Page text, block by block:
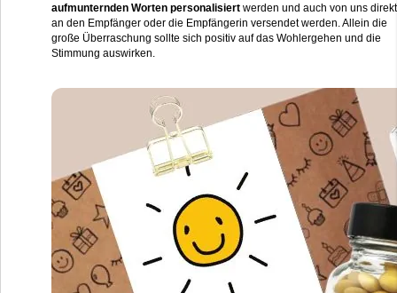
aufmunternden Worten personalisiert werden und auch von uns direkt
an den Empfänger oder die Empfängerin versendet werden. Allein die
große Überraschung sollte sich positiv auf das Wohlergehen und die
Stimmung auswirken.